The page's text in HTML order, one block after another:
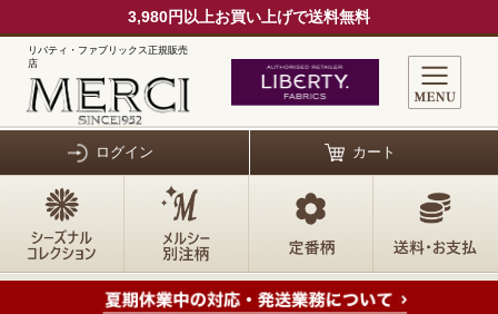
3,980円以上お買い上げで送料無料
リバティ・ファブリックス正規販売
店
ログイン カート